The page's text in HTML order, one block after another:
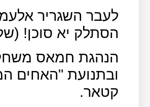
לעבר השגריר
הסתלק יא סוכן!
הנהגת חמאס
ובתנועת "האחים
קטאר.